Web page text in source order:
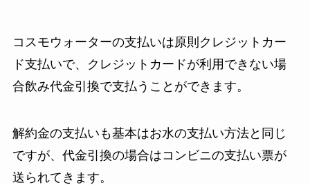
コスモウォーターの支払いは原則クレジットカー
ド支払いで、クレジットカードが利用できない場
合飲み代金引換で支払うことができます。
解約金の支払いも基本はお水の支払い方法と同じ
ですが、代金引換の場合はコンビニの支払い票が
送られてきます。